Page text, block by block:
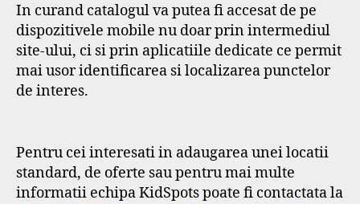
In curand catalogul va putea fi accesat de pe
dispozitivele mobile nu doar prin intermediul
site-ului, ci si prin aplicatiile dedicate ce permit
mai usor identificarea si localizarea punctelor
de interes.
Pentru cei interesati in adaugarea unei locatii
standard, de oferte sau pentru mai multe
informatii echipa KidSpots poate fi contactata la